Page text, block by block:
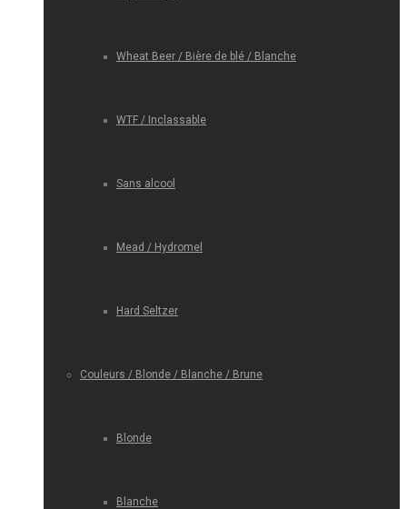
Wheat Beer / Bière de blé / Blanche
WTF / Inclassable
Sans alcool
Mead / Hydromel
Hard Seltzer
Couleurs / Blonde / Blanche / Brune
Blonde
Blanche